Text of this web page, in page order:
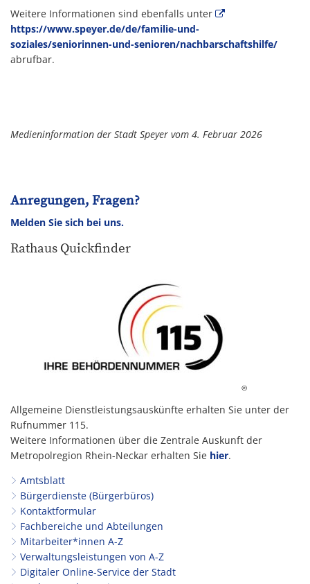
Weitere Informationen sind ebenfalls unter
https://www.speyer.de/de/familie-und-
soziales/seniorinnen-und-senioren/nachbarschaftshilfe/
abrufbar.
Medieninformation der Stadt Speyer vom 4. Februar 2026
Anregungen, Fragen?
Melden Sie sich bei uns.
Rathaus Quickfinder
©
Allgemeine Dienstleistungsauskünfte erhalten Sie unter der
Rufnummer 115.
Weitere Informationen über die Zentrale Auskunft der
Metropolregion Rhein-Neckar erhalten Sie hier.
Amtsblatt
Bürgerdienste (Bürgerbüros)
Kontaktformular
Fachbereiche und Abteilungen
Mitarbeiter*innen A-Z
Verwaltungsleistungen von A-Z
Digitaler Online-Service der Stadt